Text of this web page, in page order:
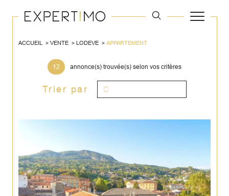
ACCUEIL VENTE LODEVE APPARTEMENT
12 annonce(s) trouvée(s) selon vos critères
Trier par